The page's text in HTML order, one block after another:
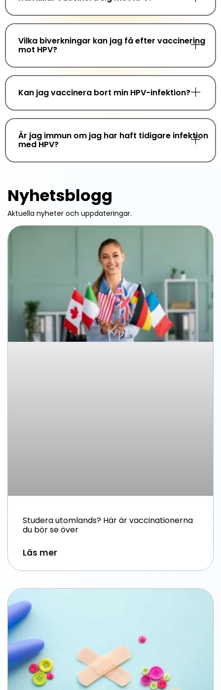
Vilka biverkningar kan jag få efter vaccinering
mot HPV?
Kan jag vaccinera bort min HPV-infektion?
Är jag immun om jag har haft tidigare infektion
med HPV?
Nyhetsblogg
Aktuella nyheter och uppdateringar.
Studera utomlands? Här är vaccinationerna
du bör se över
Läs mer